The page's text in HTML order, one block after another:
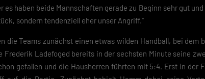
es haben beide Mannschaften gerade zu Beginn sehr gut
sondern tendenziell eher unser Angriff.“
die Teams zunächst einen etwas wilden Handball, bei dem
Frederik Ladefoged bereits in der sechsten Minute seine
gefallen und die Hausherren führten mit 5:4. Erst in der